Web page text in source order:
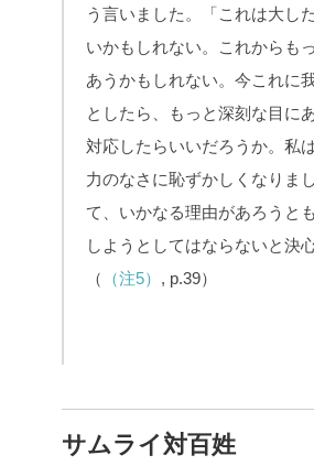
う言いました。「これは大し
いかもしれない。これからも
あうかもしれない。今これに
としたら、もっと深刻な目に
対応したらいいだろうか。私
力のなさに恥ずかしくなりま
て、いかなる理由があろうと
しようとしてはならないと決
（
（注5） , p.39）
サムライ対百姓